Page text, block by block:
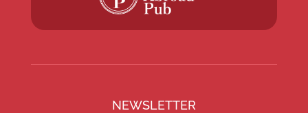
NEWSLETTER